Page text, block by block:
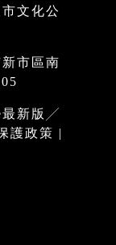
文化公
市區南
最新版╱
護政策 |